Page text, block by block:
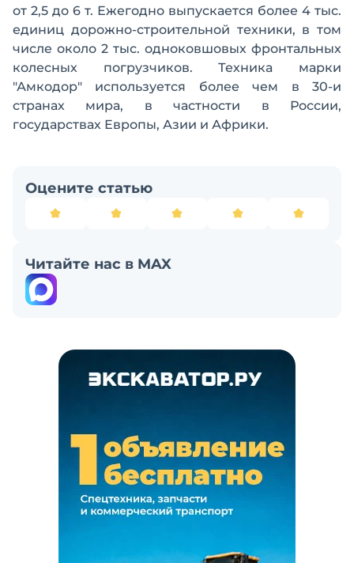
от 2,5 до 6 т. Ежегодно выпускается более 4 тыс.
единиц дорожно-строительной техники, в том
числе около 2 тыс. одноковшовых фронтальных
колесных погрузчиков. Техника марки
"Амкодор" используется более чем в 30-и
странах мира, в частности в России,
государствах Европы, Азии и Африки.
Оцените статью
Читайте нас в MAX